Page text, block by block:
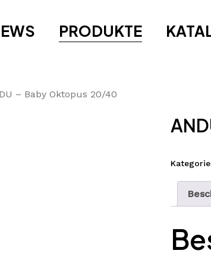
PRODUKTE
– Baby Oktopus 20/40